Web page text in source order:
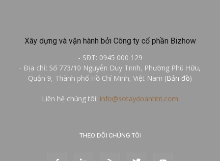
Xây dựng và vận hành bởi Công ty cổ phần Bizhow
- SĐT: 0945 000 129
- Địa chỉ: Số 773/10 Nguyễn Duy Trinh, Phường Phú Hữu,
Quận 9, Thành phố Hồ Chí Minh, Việt Nam (Bản đồ)
Liên hệ chúng tôi: info@sotaydoanhtri.com
THEO DÕI CHÚNG TÔI